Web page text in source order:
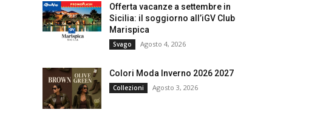
Offerta vacanze a settembre in
Sicilia: il soggiorno all’iGV Club
Marispica
Svago Agosto 4, 2026
Colori Moda Inverno 2026 2027
Collezioni Agosto 3, 2026